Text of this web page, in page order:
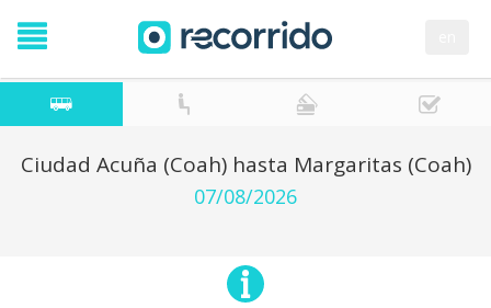
Ciudad Acuña (Coah) hasta Margaritas (Coah)
07/08/2026